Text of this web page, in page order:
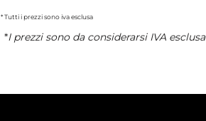
* Tutti i prezzi sono iva esclusa
*I prezzi sono da considerarsi IVA esclusa